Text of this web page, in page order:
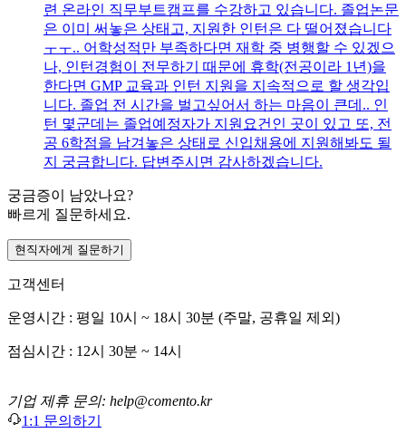
련 온라인 직무부트캠프를 수강하고 있습니다. 졸업논문
은 이미 써놓은 상태고, 지원한 인턴은 다 떨어졌습니다
ㅜㅜ.. 어학성적만 부족하다면 재학 중 병행할 수 있겠으
나, 인턴경험이 전무하기 때문에 휴학(전공이라 1년)을
한다면 GMP 교육과 인턴 지원을 지속적으로 할 생각입
니다. 졸업 전 시간을 벌고싶어서 하는 마음이 큰데.. 인
턴 몇군데는 졸업예정자가 지원요건인 곳이 있고 또, 전
공 6학점을 남겨놓은 상태로 신입채용에 지원해봐도 될
지 궁금합니다. 답변주시면 감사하겠습니다.
궁금증이 남았나요?
빠르게 질문하세요.
현직자에게 질문하기
고객센터
운영시간 : 평일 10시 ~ 18시 30분 (주말, 공휴일 제외)
점심시간 : 12시 30분 ~ 14시
기업 제휴 문의: help@comento.kr
1:1 문의하기